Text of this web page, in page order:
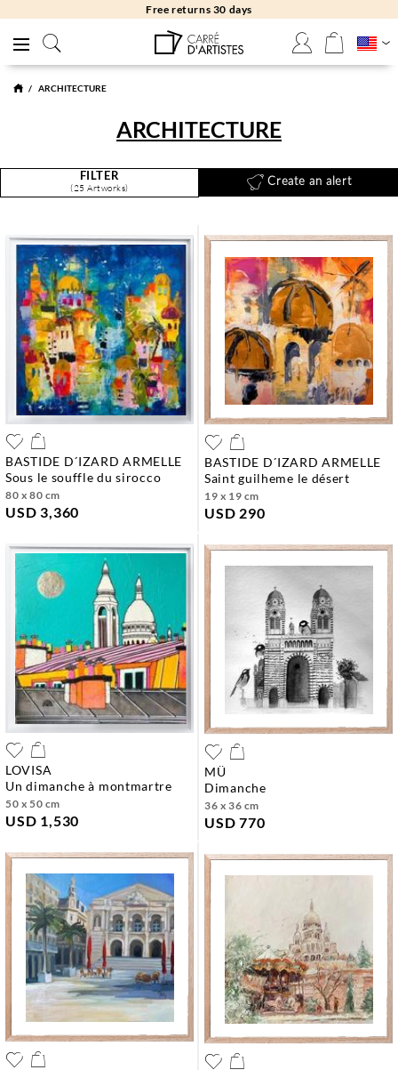
Free returns 30 days
ARCHITECTURE
ARCHITECTURE
FILTER
(25 Artworks)
Create an alert
BASTIDE D´IZARD ARMELLE
sous le souffle du sirocco
80 x 80 cm
USD 3,360
BASTIDE D´IZARD ARMELLE
saint guilheme le désert
19 x 19 cm
USD 290
LOVISA
un dimanche à montmartre
50 x 50 cm
USD 1,530
MÜ
dimanche
36 x 36 cm
USD 770